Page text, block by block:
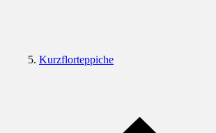
Kurzflorteppiche